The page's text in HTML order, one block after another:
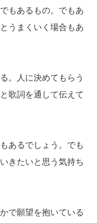
もあるもの。でもあ
うまくいく場合もあ
。人に決めてもらう
歌詞を通して伝えて
あるでしょう。でも
きたいと思う気持ち
で願望を抱いている